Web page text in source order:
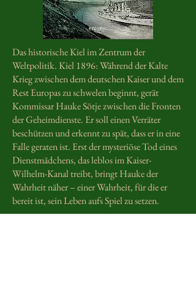
Das historische Kiel im Zentrum der
Weltpolitik. Kiel 1896: Während der Kalte
Krieg zwischen dem deutschen Kaiser und dem
Rest Europas zu schwelen beginnt, gerät
Kommissar Hauke Sötje zwischen die Fronten
der Geheimdienste. Er soll einen Verräter
beschützen und erkennt zu spät, dass er in eine
Falle geraten ist. Erst der mysteriöse Tod eines
Dienstmädchens, das leblos im Kaiser-
Wilhelm-Kanal treibt, bringt Hauke der
Wahrheit näher – einer Wahrheit, für die er
bereit ist, sein Leben aufs Spiel zu setzen.